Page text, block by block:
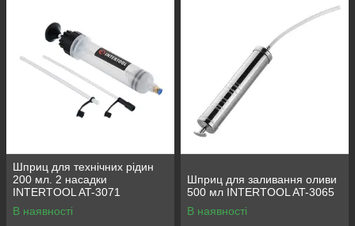
Шприц для технічних рідин
200 мл. 2 насадки
INTERTOOL AT-3071
В наявності
Шприц для заливання оливи
500 мл INTERTOOL AT-3065
В наявності